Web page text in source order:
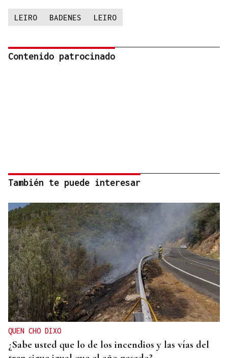
LEIRO BADENES LEIRO
Contenido patrocinado
También te puede interesar
QUEN CHO DIXO
¿Sabe usted que lo de los incendios y las vías del